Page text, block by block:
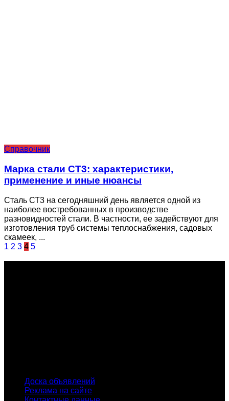
Справочник
Марка стали СТ3: характеристики,
применение и иные нюансы
Сталь СТ3 на сегодняшний день является одной из
наиболее востребованных в производстве
разновидностей стали. В частности, ее задействуют для
изготовления труб системы теплоснабжения, садовых
скамеек, ...
1 2 3 4 5
Доска объявлений
Реклама на сайте